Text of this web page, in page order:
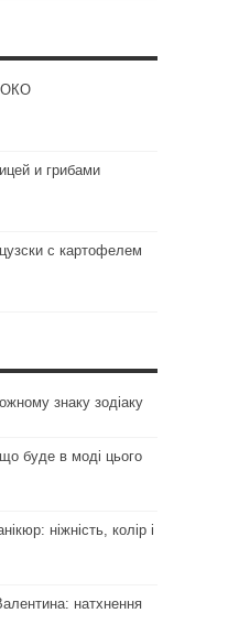
и грибами
с картофелем
знаку зодіаку
буде в моді цього
ніжність, колір і
натхнення